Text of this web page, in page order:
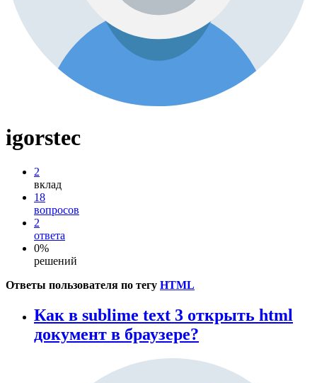
igorstec
2
вклад
18
вопросов
2
ответа
0%
решений
Ответы пользователя по тегу HTML
Как в sublime text 3 открыть html
документ в браузере?